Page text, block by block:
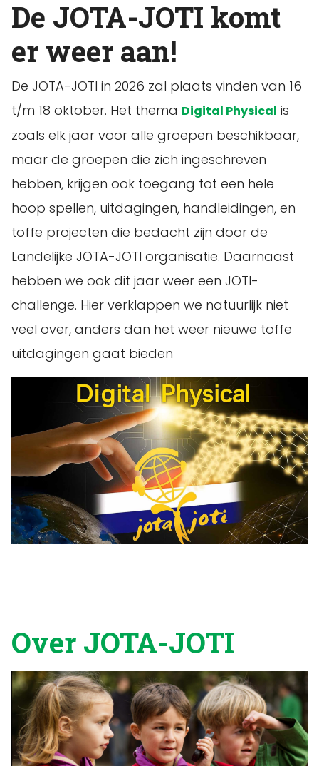
De JOTA-JOTI komt
er weer aan!
De JOTA-JOTI in 2026 zal plaats vinden van 16
t/m 18 oktober. Het thema Digital Physical is
zoals elk jaar voor alle groepen beschikbaar,
maar de groepen die zich ingeschreven
hebben, krijgen ook toegang tot een hele
hoop spellen, uitdagingen, handleidingen, en
toffe projecten die bedacht zijn door de
Landelijke JOTA-JOTI organisatie. Daarnaast
hebben we ook dit jaar weer een JOTI-
challenge. Hier verklappen we natuurlijk niet
veel over, anders dan het weer nieuwe toffe
uitdagingen gaat bieden
Over JOTA-JOTI